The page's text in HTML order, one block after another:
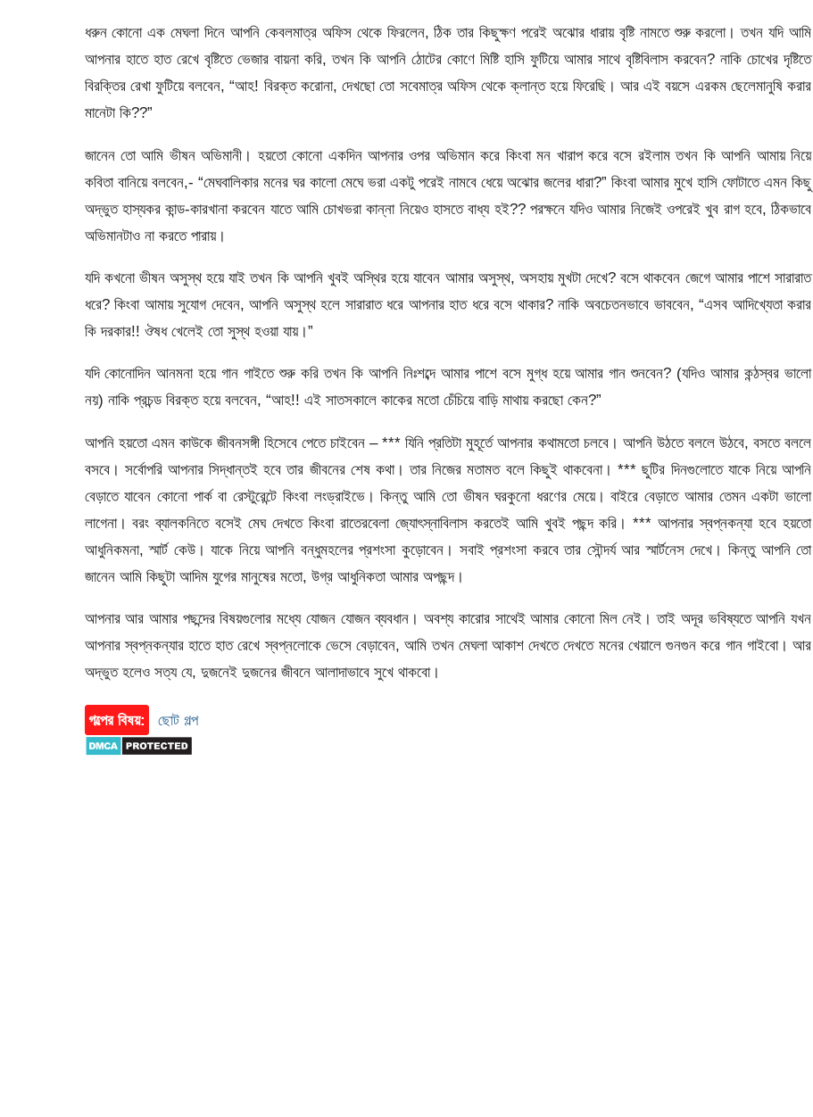
ধরুন কোনো এক মেঘলা দিনে আপনি কেবলমাত্র অফিস থেকে ফিরলেন, ঠিক তার কিছুক্ষণ পরেই অঝোর ধারায় বৃষ্টি নামতে শুরু করলো। তখন যদি আমি
আপনার হাতে হাত রেখে বৃষ্টিতে ভেজার বায়না করি, তখন কি আপনি ঠোটের কোণে মিষ্টি হাসি ফুটিয়ে আমার সাথে বৃষ্টিবিলাস করবেন? নাকি চোখের দৃষ্টিতে
বিরক্তির রেখা ফুটিয়ে বলবেন, “আহ! বিরক্ত করোনা, দেখছো তো সবেমাত্র অফিস থেকে ক্লান্ত হয়ে ফিরেছি। আর এই বয়সে এরকম ছেলেমানুষি করার
মানেটা কি??”
জানেন তো আমি ভীষন অভিমানী। হয়তো কোনো একদিন আপনার ওপর অভিমান করে কিংবা মন খারাপ করে বসে রইলাম তখন কি আপনি আমায় নিয়ে
কবিতা বানিয়ে বলবেন,- “মেঘবালিকার মনের ঘর কালো মেঘে ভরা একটু পরেই নামবে ধেয়ে অঝোর জলের ধারা?” কিংবা আমার মুখে হাসি ফোটাতে এমন কিছু
অদ্ভুত হাস্যকর কান্ড-কারখানা করবেন যাতে আমি চোখভরা কান্না নিয়েও হাসতে বাধ্য হই?? পরক্ষনে যদিও আমার নিজেই ওপরেই খুব রাগ হবে, ঠিকভাবে
অভিমানটাও না করতে পারায়।
যদি কখনো ভীষন অসুস্থ হয়ে যাই তখন কি আপনি খুবই অস্থির হয়ে যাবেন আমার অসুস্থ, অসহায় মুখটা দেখে? বসে থাকবেন জেগে আমার পাশে সারারাত
ধরে? কিংবা আমায় সুযোগ দেবেন, আপনি অসুস্থ হলে সারারাত ধরে আপনার হাত ধরে বসে থাকার? নাকি অবচেতনভাবে ভাববেন, “এসব আদিখ্যেতা করার
কি দরকার!! ঔষধ খেলেই তো সুস্থ হওয়া যায়।”
যদি কোনোদিন আনমনা হয়ে গান গাইতে শুরু করি তখন কি আপনি নিঃশব্দে আমার পাশে বসে মুগ্ধ হয়ে আমার গান শুনবেন? (যদিও আমার কন্ঠস্বর ভালো
নয়) নাকি প্রচন্ড বিরক্ত হয়ে বলবেন, “আহ!! এই সাতসকালে কাকের মতো চেঁচিয়ে বাড়ি মাথায় করছো কেন?”
আপনি হয়তো এমন কাউকে জীবনসঙ্গী হিসেবে পেতে চাইবেন – *** যিনি প্রতিটা মুহূর্তে আপনার কথামতো চলবে। আপনি উঠতে বললে উঠবে, বসতে বললে
বসবে। সর্বোপরি আপনার সিদ্ধান্তই হবে তার জীবনের শেষ কথা। তার নিজের মতামত বলে কিছুই থাকবেনা। *** ছুটির দিনগুলোতে যাকে নিয়ে আপনি
বেড়াতে যাবেন কোনো পার্ক বা রেস্টুরেন্টে কিংবা লংড্রাইভে। কিন্তু আমি তো ভীষন ঘরকুনো ধরণের মেয়ে। বাইরে বেড়াতে আমার তেমন একটা ভালো
লাগেনা। বরং ব্যালকনিতে বসেই মেঘ দেখতে কিংবা রাতেরবেলা জ্যোৎস্নাবিলাস করতেই আমি খুবই পছন্দ করি। *** আপনার স্বপ্নকন্যা হবে হয়তো
আধুনিকমনা, স্মার্ট কেউ। যাকে নিয়ে আপনি বন্ধুমহলের প্রশংসা কুড়োবেন। সবাই প্রশংসা করবে তার সৌন্দর্য আর স্মার্টনেস দেখে। কিন্তু আপনি তো
জানেন আমি কিছুটা আদিম যুগের মানুষের মতো, উগ্র আধুনিকতা আমার অপছন্দ।
আপনার আর আমার পছন্দের বিষয়গুলোর মধ্যে যোজন যোজন ব্যবধান। অবশ্য কারোর সাথেই আমার কোনো মিল নেই। তাই অদূর ভবিষ্যতে আপনি যখন
আপনার স্বপ্নকন্যার হাতে হাত রেখে স্বপ্নলোকে ভেসে বেড়াবেন, আমি তখন মেঘলা আকাশ দেখতে দেখতে মনের খেয়ালে গুনগুন করে গান গাইবো। আর
অদ্ভুত হলেও সত্য যে, দুজনেই দুজনের জীবনে আলাদাভাবে সুখে থাকবো।
গল্পের বিষয়: ছোট গল্প